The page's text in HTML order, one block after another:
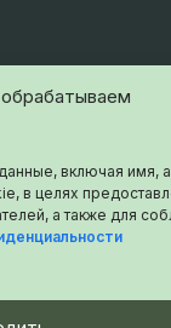
включая имя,
в целях
а также для